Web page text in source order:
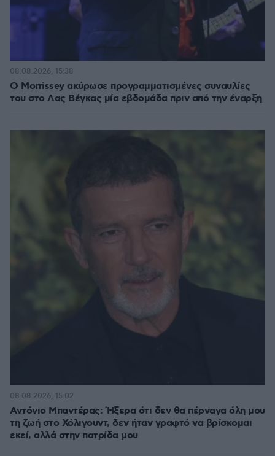
Ο Morrissey ακύρωσε προγραμματισμένες συναυλίες
του στο Λας Βέγκας μία εβδομάδα πριν από την έναρξη
08.08.2026, 15:38
Αντόνιο Μπαντέρας: Ήξερα ότι δεν θα πέρναγα όλη μου
τη ζωή στο Χόλιγουντ, δεν ήταν γραφτό να βρίσκομαι
εκεί, αλλά στην πατρίδα μου
08.08.2026, 15:02